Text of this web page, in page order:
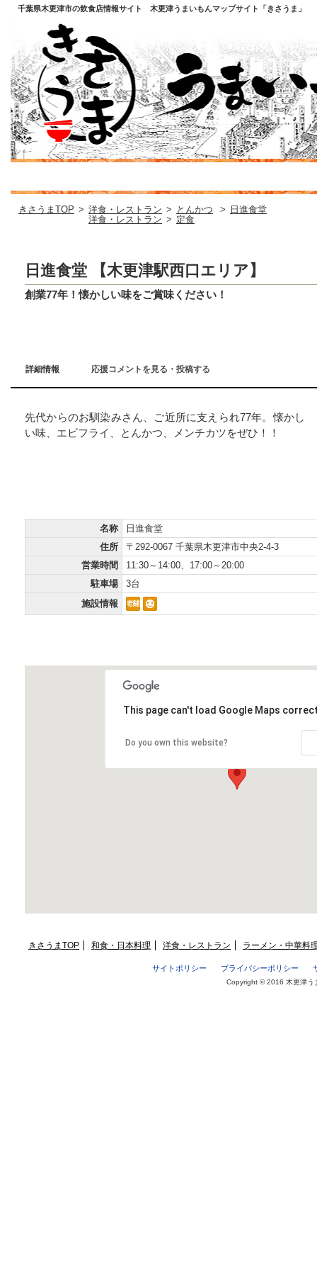
千葉県木更津市の飲食店情報サイト 木更津うまいもんマップサイト「きさうま」
きさうまTOP > 洋食・レストラン
洋食・レストラン
> とんかつ
> 定食
> 日進食堂
日進食堂 【木更津駅西口エリア】
創業77年！懐かしい味をご賞味ください！
詳細情報 応援コメントを見る・投稿する
先代からのお馴染みさん、ご近所に支えられ77年。懐かし
い味、エビフライ、とんかつ、メンチカツをぜひ！！
名称
日進食堂
住所
〒292-0067 千葉県木更津市中央2-4-3
営業時間
11:30～14:00、17:00～20:00
駐車場
3台
施設情報
This page can't load Google Maps
Do you own this website?
きさうまTOP 和食・日本料理 洋食・レストラン ラーメン・中華料
サイトポリシー プライバシーポリシー
Copyright © 2016 木更津